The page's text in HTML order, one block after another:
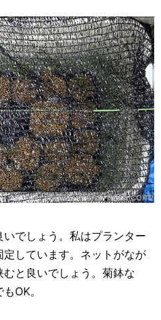
でしょう。私はプランター
しています。ネットがなが
と良いでしょう。菊鉢な
OK。